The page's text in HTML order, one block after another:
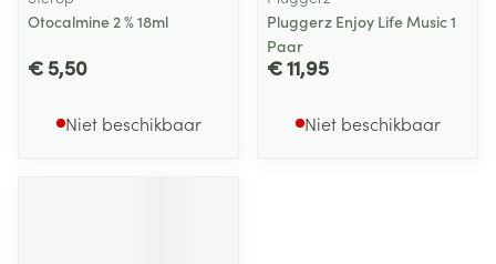
Otocalmine 2 % 18ml
€ 5,50
Niet beschikbaar
Pluggerz Enjoy Life Music 1
Paar
€ 11,95
Niet beschikbaar